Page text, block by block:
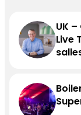
UK
Live